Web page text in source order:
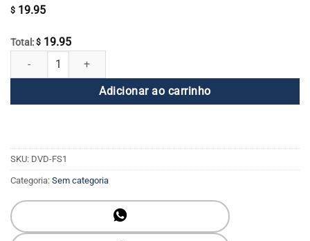
$ 19.95
Total: $ 19.95
Série Fundação Volume 1: A Pureza e o Poder de um Professor
Adicionar ao carrinho
SKU: DVD-FS1
Categoria: Sem categoria